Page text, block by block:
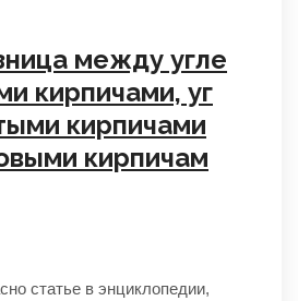
между угле
кирпичами, уг
кирпичами
кирпичам
статье в энциклопедии,